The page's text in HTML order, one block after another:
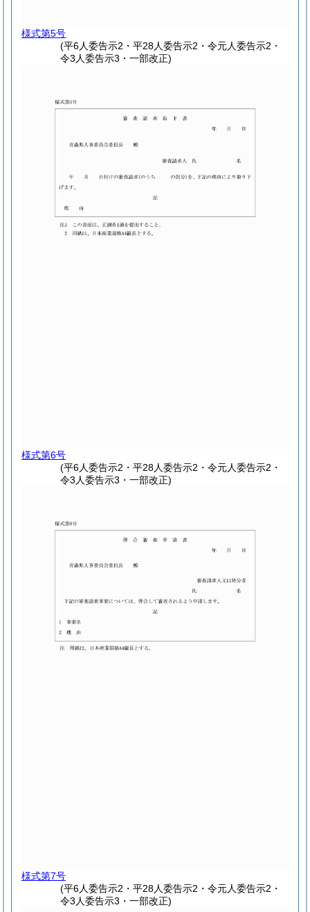
様式第5号
(平6人委告示2・平28人委告示2・令元人委告示2・
令3人委告示3・一部改正)
様式第6号
(平6人委告示2・平28人委告示2・令元人委告示2・
令3人委告示3・一部改正)
様式第7号
(平6人委告示2・平28人委告示2・令元人委告示2・
令3人委告示3・一部改正)